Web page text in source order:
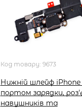
Код товару: 9673
Нижній шлейф iPhone
портом зарядки,
навушників та